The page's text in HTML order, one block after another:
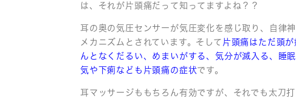
は、それが片頭痛だって知ってますよね？？
耳の奥の気圧センサーが気圧変化を感じ取り、自律
メカニズムとされています。そして 片頭痛はただ頭
んとなくだるい、めまいがする、気分が滅入る、睡
気や下痢なども片頭痛の症状です。
耳マッサージももちろん有効ですが、それでも太刀